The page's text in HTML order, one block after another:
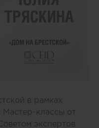
в рамках
классы от
экспертов